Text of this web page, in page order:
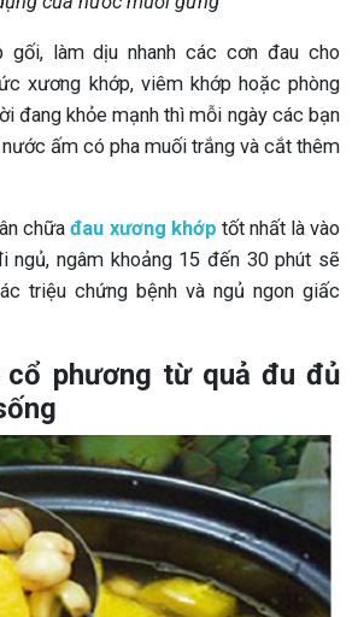
gối, làm dịu nhanh các cơn đau cho
xương khớp, viêm khớp hoặc phòng
đang khỏe mạnh thì mỗi ngày các bạn
ấm có pha muối trắng và cắt thêm
chữađau xương khớp tốt nhất là vào
ngủ, ngâm khoảng 15 đến 30 phút sẽ
triệu chứng bệnh và ngủ ngon giấc
cổ phương từ quả đu đủ